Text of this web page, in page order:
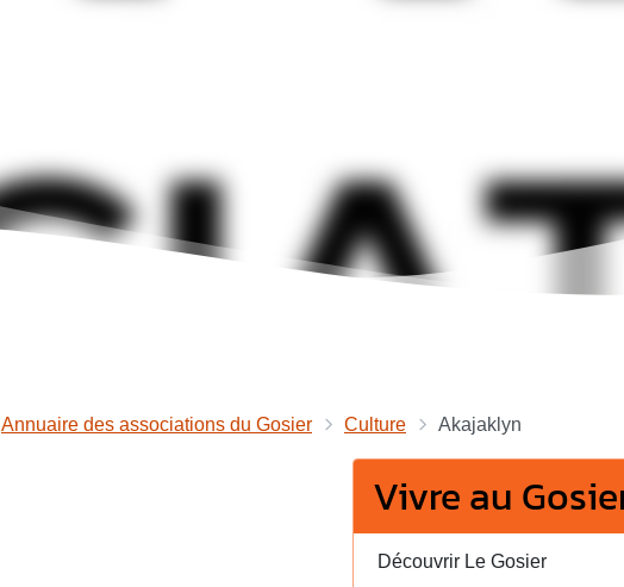
Annuaire des associations du Gosier Culture Akajaklyn
Vivre au
Découvrir Le Gosier